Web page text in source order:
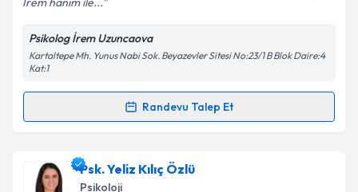
Kişisel verilerimin işlenmesine ilişkin
Metni'ni okudum ve kişisel verilerimin belirtilen
Takvim Talebini Gönder
Psikolog İrem Uzuncaova
Kartaltepe Mh. Yunus Nabi Sok. Beyazevler Sitesi No:23/1 B Blok Daire:4
Kat:1
Randevu Talep Et
Randevu Takvimi Talebi
Psk. İrem Uzuncaovaiçin randevu takvimi talebi
oluşturun. Size bu uzmandan randevu almanız için bir
Psk. Yeliz Kılıç Özlü
Psikoloji